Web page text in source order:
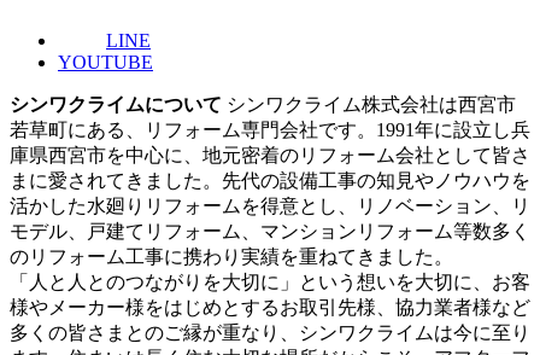
LINE
YOUTUBE
シンワクライムについて シンワクライム株式会社は西宮市
若草町にある、リフォーム専門会社です。1991年に設立し兵
庫県西宮市を中心に、地元密着のリフォーム会社として皆さ
まに愛されてきました。先代の設備工事の知見やノウハウを
活かした水廻りリフォームを得意とし、リノベーション、リ
モデル、戸建てリフォーム、マンションリフォーム等数多く
のリフォーム工事に携わり実績を重ねてきました。
「人と人とのつながりを大切に」という想いを大切に、お客
様やメーカー様をはじめとするお取引先様、協力業者様など
多くの皆さまとのご縁が重なり、シンワクライムは今に至り